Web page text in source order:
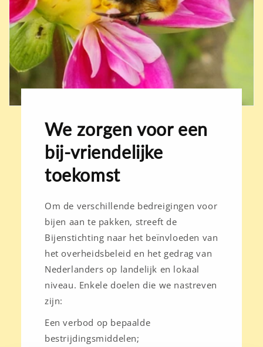
We zorgen voor een
bij-vriendelijke
toekomst
Om de verschillende bedreigingen voor
bijen aan te pakken, streeft de
Bijenstichting naar het beïnvloeden van
het overheidsbeleid en het gedrag van
Nederlanders op landelijk en lokaal
niveau. Enkele doelen die we nastreven
zijn:
Een verbod op bepaalde
bestrijdingsmiddelen;